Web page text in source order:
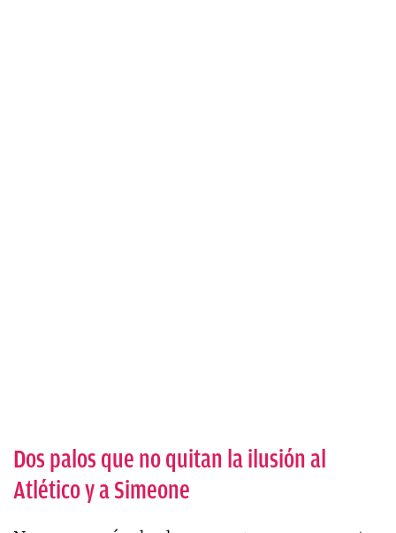
Dos palos que no quitan la ilusión al
Atlético y a Simeone